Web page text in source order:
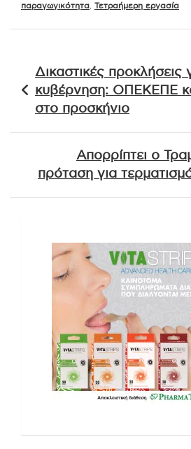
παραγωγικότητα Τετραήμερη εργασία
άρθρων
Δικαστικές προκλήσεις
κυβέρνηση: ΟΠΕΚΕΠΕ
στο προσκήνιο
Απορρίπτει ο
πρόταση για